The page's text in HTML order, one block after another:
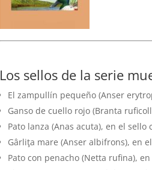
Los sellos de la serie
El zampullín pequeño (Anser
Ganso de cuello rojo (Branta
Pato lanza (Anas acuta), en el
Gârliţa mare (Anser albifrons), en
Pato con penacho (Netta rufina),